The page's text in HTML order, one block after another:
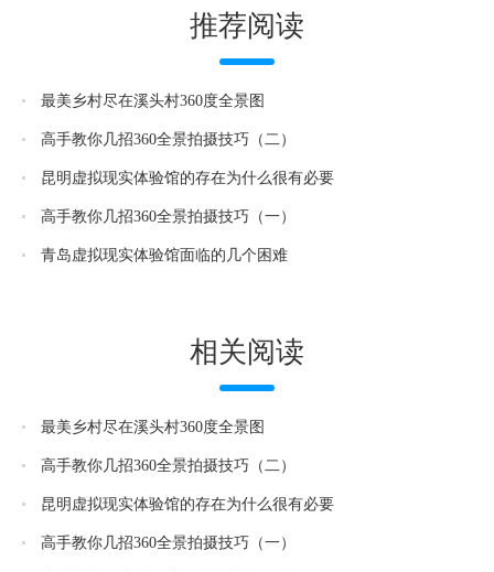
推荐阅读
最美乡村尽在溪头村360度全景图
高手教你几招360全景拍摄技巧（二）
昆明虚拟现实体验馆的存在为什么很有必要
高手教你几招360全景拍摄技巧（一）
青岛虚拟现实体验馆面临的几个困难
相关阅读
最美乡村尽在溪头村360度全景图
高手教你几招360全景拍摄技巧（二）
昆明虚拟现实体验馆的存在为什么很有必要
高手教你几招360全景拍摄技巧（一）